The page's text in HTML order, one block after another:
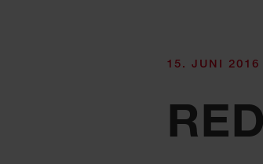
15. JUNI 2016